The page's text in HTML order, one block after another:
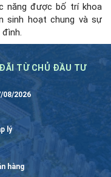
năng được bố trí khoa
sinh hoạt chung và sự
TỪ CHỦ ĐẦU TƯ
08/2026
lý
hàng